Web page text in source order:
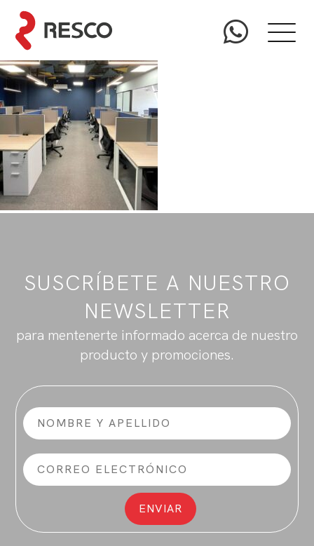
SUSCRÍBETE A NUESTRO
NEWSLETTER
para mentenerte informado acerca de nuestro
producto y promociones.